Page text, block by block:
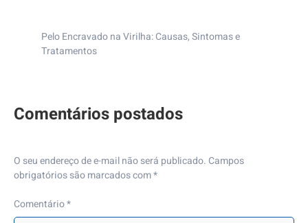
Pelo Encravado na Virilha: Causas, Sintomas e
Tratamentos
O seu endereço de e-mail não será publicado. Campos
obrigatórios são marcados com*
Comentário*